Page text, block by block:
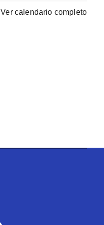
Ver calendario completo